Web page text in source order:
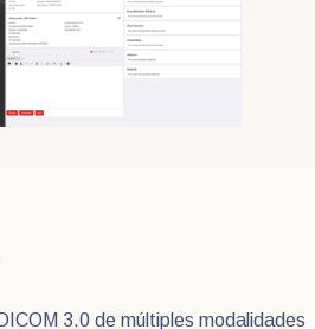
3.0 de múltiples modalidades